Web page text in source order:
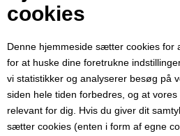
cookies
Denne hjemmeside sætter cookies for
for at huske dine foretrukne
vi statistikker og analyserer besøg på
siden hele tiden forbedres, og at
relevant for dig. Hvis du giver dit
sætter cookies (enten i form af egne
Modtager e-mail